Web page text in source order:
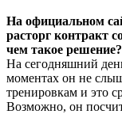
На официальном
расторг контракт
чем такое решение?
На сегодняшний
моментах он не
тренировкам и это
Возможно, он